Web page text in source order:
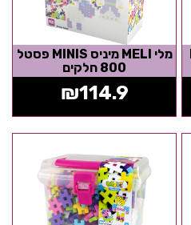
מלי MELI מיניס MINIS פסטל
800 חלקים
₪114.9